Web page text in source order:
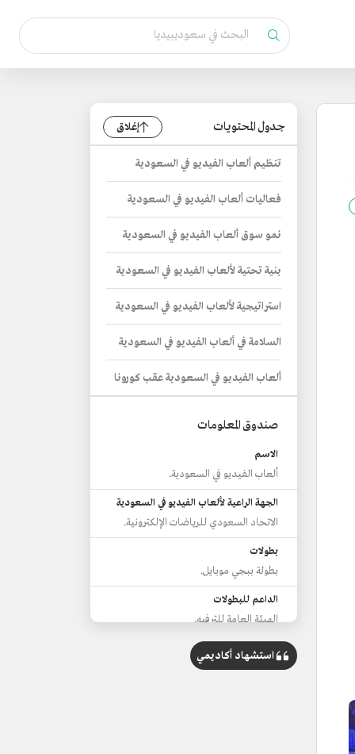
جدول المحتويات إغلاق
تنظيم ألعاب الفيديو في السعودية
فعاليات ألعاب الفيديو في السعودية
نمو سوق ألعاب الفيديو في السعودية
بنية تحتية لألعاب الفيديو في السعودية
استراتيجية لألعاب الفيديو في السعودية
السلامة في ألعاب الفيديو في السعودية
ألعاب الفيديو في السعودية عقب كورونا
صندوق المعلومات
الاسم
ألعاب الفيديو في السعودية.
الجهة الراعية لألعاب الفيديو في السعودية
الاتحاد السعودي للرياضات الإلكترونية.
بطولات
بطولة ببجي موبايل.
الداعم للبطولات
الهيئة العامة للترفيه.
مهرجانات الألعاب
مهرجان إنسومنيا السعودية.
استشهاد أكاديمي